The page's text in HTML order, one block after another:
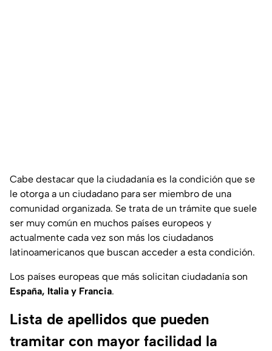
Cabe destacar que la ciudadanía es la condición que se
le otorga a un ciudadano para ser miembro de una
comunidad organizada. Se trata de un trámite que suele
ser muy común en muchos países europeos y
actualmente cada vez son más los ciudadanos
latinoamericanos que buscan acceder a esta condición.
Los países europeas que más solicitan ciudadanía son
España, Italia y Francia.
Lista de apellidos que pueden
tramitar con mayor facilidad la